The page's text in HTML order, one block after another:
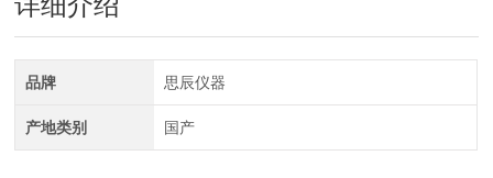
品牌 思辰仪器
产地类别 国产